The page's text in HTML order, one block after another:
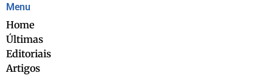
Menu
Home
Últimas
Editoriais
Artigos